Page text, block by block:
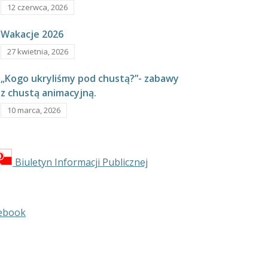
12 czerwca, 2026
Wakacje 2026
27 kwietnia, 2026
„Kogo ukryliśmy pod chustą?”- zabawy
z chustą animacyjną.
10 marca, 2026
Biuletyn Informacji Publicznej